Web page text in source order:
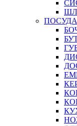
ПОСУДА